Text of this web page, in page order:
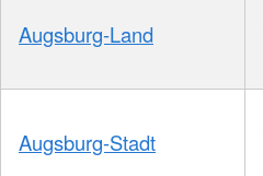
Augsburg-Land
Augsburg-Stadt